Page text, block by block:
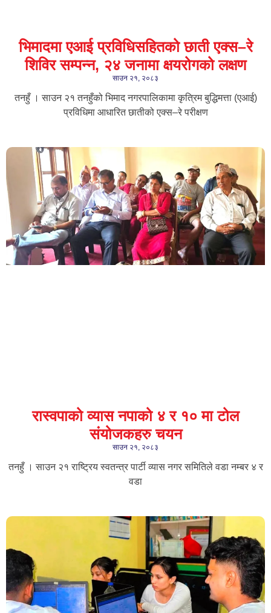
भिमादमा एआई प्रविधिसहितको छाती एक्स–रे
शिविर सम्पन्न, २४ जनामा क्षयरोगको लक्षण
साउन २१, २०८३
तनहुँ । साउन २१ तनहुँको भिमाद नगरपालिकामा कृत्रिम बुद्धिमत्ता (एआई)
प्रविधिमा आधारित छातीको एक्स–रे परीक्षण
रास्वपाको व्यास नपाको ४ र १० मा टोल
संयोजकहरु चयन
साउन २१, २०८३
तनहुँ । साउन २१ राष्ट्रिय स्वतन्त्र पार्टी व्यास नगर समितिले वडा नम्बर ४ र
वडा